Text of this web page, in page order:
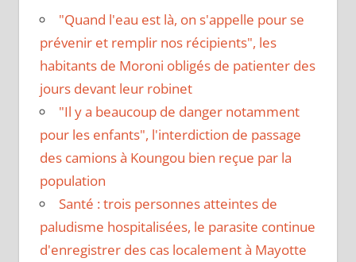
"Quand l'eau est là, on s'appelle pour se
prévenir et remplir nos récipients", les
habitants de Moroni obligés de patienter des
jours devant leur robinet
"Il y a beaucoup de danger notamment
pour les enfants", l'interdiction de passage
des camions à Koungou bien reçue par la
population
Santé : trois personnes atteintes de
paludisme hospitalisées, le parasite continue
d'enregistrer des cas localement à Mayotte